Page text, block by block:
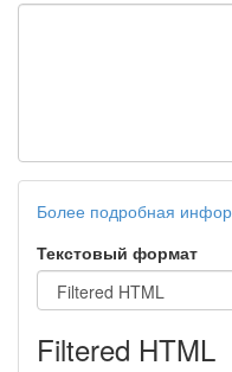
Более подробная
Текстовый формат
Filtered HTML